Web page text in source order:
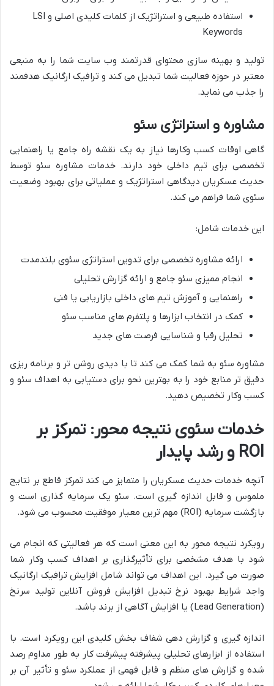
استفاده طبیعی و استراتژیک از کلمات کلیدی اصلی و LSI
Keywords
تولید و بهینه سازی محتوای قدرتمند وب سایت شما را به منبعی
معتبر در حوزه فعالیت شما تبدیل می کند و ترافیک ارگانیک هدفمند
را جذب می نماید.
مشاوره و استراتژی سئو
گاهی اوقات کسب وکارها نیاز به یک نقشه راه جامع یا راهنمایی
تخصصی برای تیم داخلی خود دارند. خدمات مشاوره سئو توسط
حدیث عسکریان دیدگاهی استراتژیک و عملیاتی برای بهبود وضعیت
سئوی شما فراهم می کند.
این خدمات شامل:
ارائه مشاوره تخصصی برای تدوین استراتژی سئوی بلندمدت
انجام ممیزی سئو جامع و ارائه گزارش تحلیلی
راهنمایی و آموزش تیم های داخلی بازاریابی یا فنی
کمک در انتخاب ابزارها و پلتفرم های مناسب سئو
تحلیل رقبا و شناسایی فرصت های جدید
مشاوره سئو به شما کمک می کند تا با دیدی روشن تر و برنامه ریزی
دقیق تر منابع خود را به بهترین نحو برای دستیابی به اهداف سئو و
کسب وکار تخصیص دهید.
خدمات سئوی نتیجه محور: تمرکز بر
ROI و رشد پایدار
آنچه خدمات حدیث عسکریان را متمایز می کند تمرکز قاطع بر نتایج
ملموس و قابل اندازه گیری است. سئو یک سرمایه گذاری است و
بازگشت سرمایه (ROI) مهم ترین معیار موفقیت محسوب می شود.
رویکرد نتیجه محور به این معنی است که هر فعالیتی که انجام می
شود با هدف مشخصی برای تأثیرگذاری بر اهداف کسب وکار شما
صورت می گیرد. این اهداف می تواند شامل افزایش ترافیک ارگانیک
واجد شرایط بهبود نرخ تبدیل افزایش فروش آنلاین تولید سرنخ
(Lead Generation) یا افزایش آگاهی از برند باشد.
اندازه گیری و گزارش دهی شفاف بخش کلیدی این رویکرد است. با
استفاده از ابزارهای تحلیلی پیشرفته پیشرفت کار به طور مداوم رصد
شده و گزارش های منظم و قابل فهمی از عملکرد سئو و تأثیر آن بر